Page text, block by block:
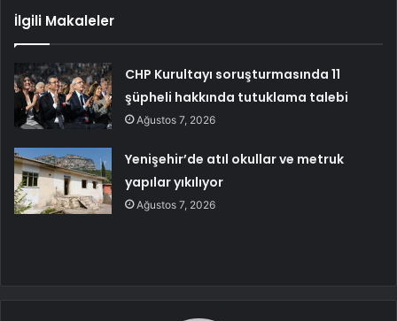
İlgili Makaleler
CHP Kurultayı soruşturmasında 11
şüpheli hakkında tutuklama talebi
Ağustos 7, 2026
Yenişehir’de atıl okullar ve metruk
yapılar yıkılıyor
Ağustos 7, 2026